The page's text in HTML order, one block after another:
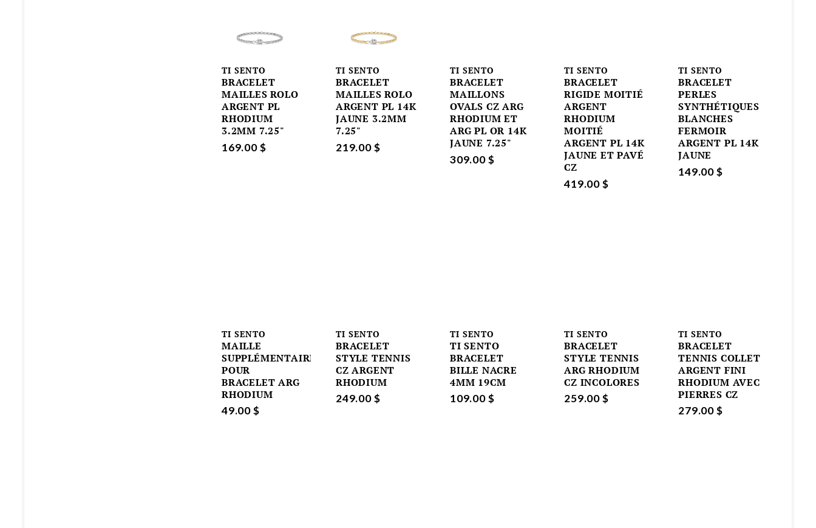
TI SENTO
BRACELET
MAILLES ROLO
ARGENT PL
RHODIUM
3.2MM 7.25"
169.00 $
TI SENTO
BRACELET
MAILLES ROLO
ARGENT PL 14K
JAUNE 3.2MM
7.25"
219.00 $
TI SENTO
BRACELET
MAILLONS
OVALS CZ ARG
RHODIUM ET
ARG PL OR 14K
JAUNE 7.25"
309.00 $
TI SENTO
BRACELET
RIGIDE MOITIÉ
ARGENT
RHODIUM
MOITIÉ
ARGENT PL 14K
JAUNE ET PAVÉ
CZ
419.00 $
TI SENTO
BRACELET
PERLES
SYNTHÉTIQUES
BLANCHES
FERMOIR
ARGENT PL 14K
JAUNE
149.00 $
TI SENTO
MAILLE
SUPPLÉMENTAIRE
POUR
BRACELET ARG
RHODIUM
49.00 $
TI SENTO
BRACELET
STYLE TENNIS
CZ ARGENT
RHODIUM
249.00 $
TI SENTO
TI SENTO
BRACELET
BILLE NACRE
4MM 19CM
109.00 $
TI SENTO
BRACELET
STYLE TENNIS
ARG RHODIUM
CZ INCOLORES
259.00 $
TI SENTO
BRACELET
TENNIS COLLET
ARGENT FINI
RHODIUM AVEC
PIERRES CZ
279.00 $